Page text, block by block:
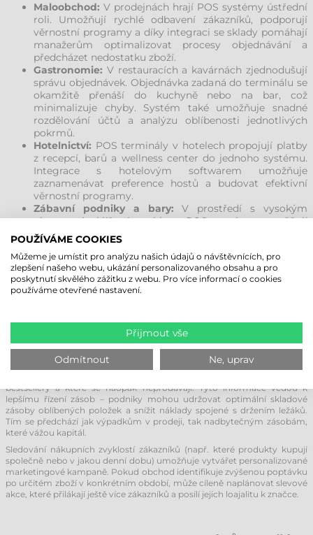
Maloobchod: V prodejnách hrají POS systémy ústřední
roli. Umožňují rychlé odbavení zákazníků, podporují
věrnostní programy a díky integraci se sklady pomáhají
manažerům optimalizovat procesy objednávání a
předcházet nedostatku zboží.
Gastronomie: V restauracích a kavárnách zjednodušují
správu objednávek. Objednávka zadaná do terminálu se
okamžitě přenáší do kuchyně nebo na bar, což
minimalizuje chyby. Systém také umožňuje snadné
rozdělování účtů a analýzu oblíbenosti jednotlivých
pokrmů.
Hotelnictví: POS terminály v hotelech propojují platby
z recepcí, barů a wellness center do jednoho systému.
Integrace s hotelovým softwarem umožňuje
zaznamenávat preference hostů a budovat efektivní
věrnostní programy.
Zábavní podniky a bary: V prostředí s vysokým
obratem je klíčová rychlost. POS systémy umožňují
personálu obsloužit více hostů v kratším čase a
flexibilně spravovat šťastné hodinky (happy hours) či
speciální akční ceny.
ZLEPŠENÍ ZÁKAZNICKÉ ZKUŠENOSTI A
sbírat a analyzovat data. Pomocí vestavěného softwaru mohou podniky
identifikovat prodejní trendy a optimalizovat své operace na základě
reálných čísel.
bestsellery a které se naopak neprodávají. Tyto informace vedou k
lepšímu řízení zásob – podniky mohou udržovat optimální skladové
zásoby oblíbených položek a snížit náklady spojené s držením ležáků.
Tím se předchází jak výpadkům v prodeji, tak nadbytečným zásobám,
které vážou kapitál.
Sledování nákupních zvyklostí zákazníků (např. které produkty kupují
společně nebo v jakou denní dobu) umožňuje vytvářet personalizované
marketingové kampaně. Pokud obchod identifikuje zvýšenou poptávku
po určitém zboží v konkrétním období, může cíleně naplánovat slevové
akce, které přilákají ještě více zákazníků a posílí jejich loajalitu k značce.
POUŽÍVÁME COOKIES
Můžeme je umístit pro analýzu našich údajů o návštěvnících, pro
zlepšení našeho webu, ukázání personalizovaného obsahu a pro
poskytnutí skvělého zážitku z webu. Pro více informací o cookies
používáme otevřené nastavení.
Přijmout vše
Odmítnout Ne, uprav